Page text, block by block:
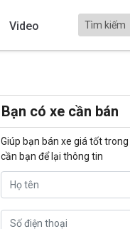
Video
Bạn có xe cần bán
Giúp bạn bán xe giá tốt trong
cần bạn để lại thông tin